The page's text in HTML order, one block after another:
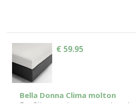
Bella Donna Clima molton
€ 59.95